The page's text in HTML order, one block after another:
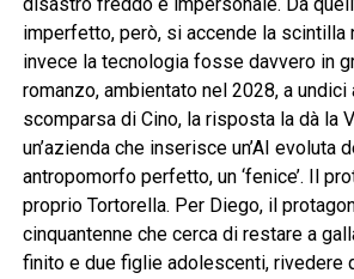
disastro freddo e impersonale. Da
imperfetto, però, si accende la scintilla
invece la tecnologia fosse davvero in
romanzo, ambientato nel 2028, a undici
scomparsa di Cino, la risposta la dà la
un’azienda che inserisce un’AI evoluta
antropomorfo perfetto, un ‘fenice’. Il
proprio Tortorella. Per Diego, il
cinquantenne che cerca di restare a
finito e due figlie adolescenti, rivedere